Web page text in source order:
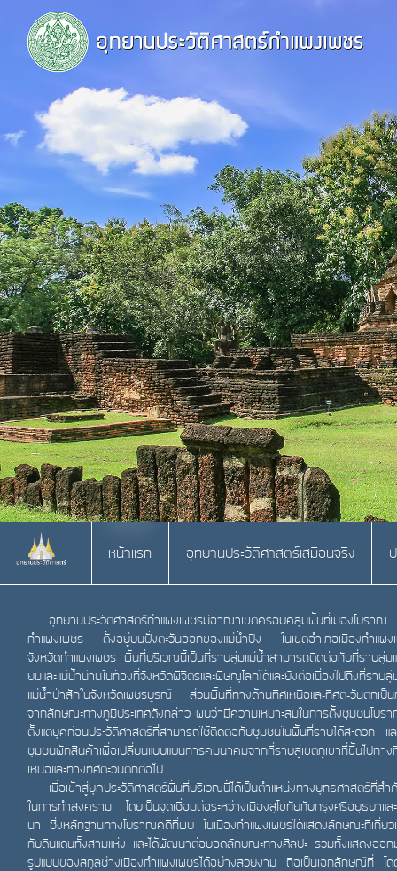
หน้าแรก อุทยานประวัติศาสตร์เสมือนจริง
อุทยานประวัติศาสตร์กำแพงเพชรมีอาณาเขตครอบคลุมพื้นที่เมืองโบราณ
กำแพงเพชร ตั้งอยู่บนฝั่งตะวันออกของแม่น้ำปิง ในเขตอำเภอเมืองกำแพง
จังหวัดกำแพงเพชร พื้นที่บริเวณนี้เป็นที่ราบลุ่มแม่น้ำสามารถติดต่อกับที่ราบลุ่ม
ยมและแม่น้ำน่านในท้องที่จังหวัดพิจิตรและพิษณุโลกได้และยังต่อเนื่องไปถึงที่ราบลุ่
แม่น้ำป่าสักในจังหวัดเพชรบูรณ์ ส่วนพื้นที่ทางด้านทิศเหนือและทิศตะวันตกเป็น
จากลักษณะทางภูมิประเทศดังกล่าว พบว่ามีความเหมาะสมในการตั้งชุมชนโบร
ตั้งแต่ยุคก่อนประวัติศาสตร์ที่สามารถใช้ติดต่อกับชุมชนในพื้นที่ราบได้สะดวก แล
ชุมชนพักสินค้าเพื่อเปลี่ยนแบบแผนการคมนาคมจากที่ราบสู่เขตภูเขาที่ขึ้นไปทาง
เหนือและทางทิศตะวันตกต่อไป
เมื่อเข้าสู่ยุคประวัติศาสตร์พื้นที่บริเวณนี้ได้เป็นตำแหน่งทางยุทธศาสตร์ที่ส
ในการทำสงคราม โดยเป็นจุดเชื่อมต่อระหว่างเมืองสุโขทัยกับกรุงศรีอยุธยาแล
นา ซึ่งหลักฐานทางโบราณคดีที่พบ ในเมืองกำแพงเพชรได้แสดงลักษณะที่เกี่ยว
กับดินแดนทั้งสามแห่ง และได้พัฒนาต่อยอดลักษณะทางศิลปะ รวมทั้งแสดงออก
รูปแบบของสกุลช่างเมืองกำแพงเพชรได้อย่างสวยงาม ถือเป็นเอกลักษณ์ที่ โด